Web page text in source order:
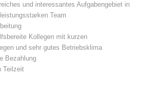
und interessantes Aufgabengebiet in
Team
Kollegen mit kurzen
und sehr gutes Betriebsklima
Bezahlung
Teilzeit